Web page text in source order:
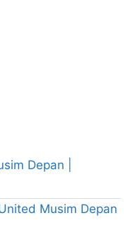
Depan |
Musim Depan